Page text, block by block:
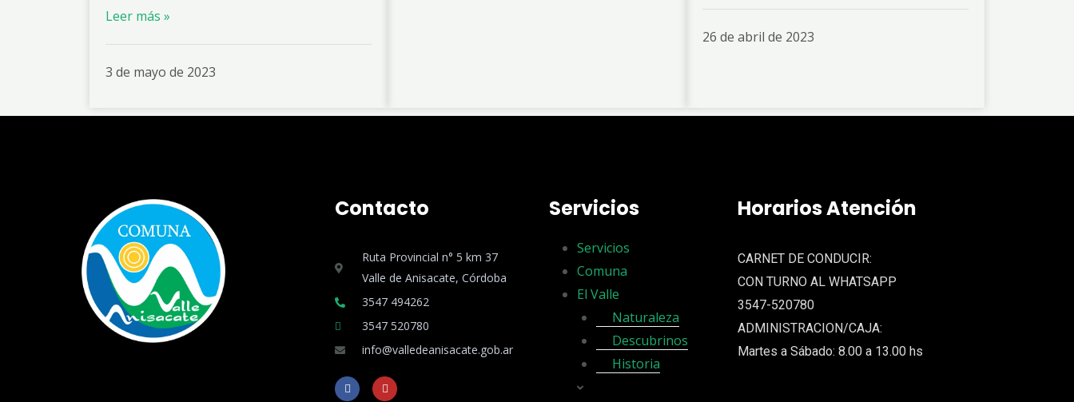
Leer más »
3 de mayo de 2023
26 de abril de 2023
Contacto
Ruta Provincial n° 5 km 37
Valle de Anisacate, Córdoba
3547 494262
3547 520780
info@valledeanisacate.gob.ar
Servicios
Servicios
Comuna
El Valle
Naturaleza
Descubrinos
Historia
Horarios Atención
CARNET DE CONDUCIR:
CON TURNO AL WHATSAPP
3547-520780
ADMINISTRACION/CAJA:
Martes a Sábado: 8.00 a 13.00 hs